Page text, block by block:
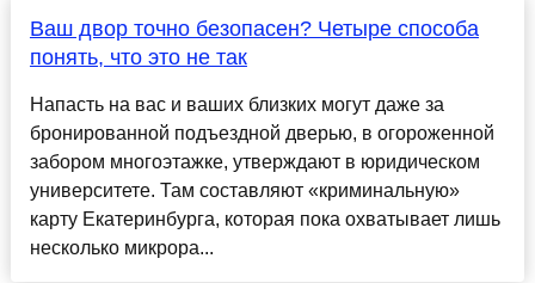
Ваш двор точно безопасен? Четыре способа
понять, что это не так
Напасть на вас и ваших близких могут даже за
бронированной подъездной дверью, в огороженной
забором многоэтажке, утверждают в юридическом
университете. Там составляют «криминальную»
карту Екатеринбурга, которая пока охватывает лишь
несколько микрора...